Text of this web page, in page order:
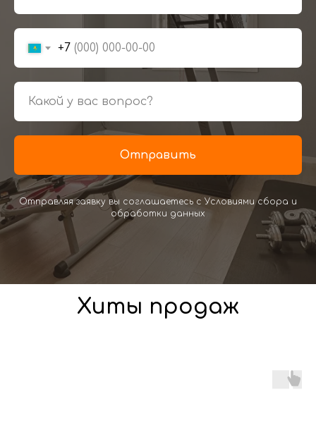
+7
Отправить
Отправляя заявку вы соглашаетесь с Условиями сбора и
обработки данных
Хиты продаж